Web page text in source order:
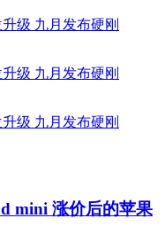
mini 涨价后的苹果